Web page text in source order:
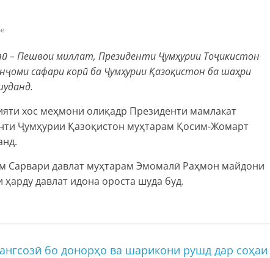
– Пешвои миллат, Президенти Ҷумҳурии Тоҷикистон
сафари корӣ ба Ҷумҳурии Қазоқистон ба шаҳри
хос меҳмони олиқадр Президенти мамлакат
Ҷумҳурии Қазоқистон муҳтарам Қосим-Жомарт
Сарвари давлат муҳтарам Эмомалӣ Раҳмон майдони
давлат идона ороста шуда буд.
бо донорҳо ва шарикони рушд дар соҳаи